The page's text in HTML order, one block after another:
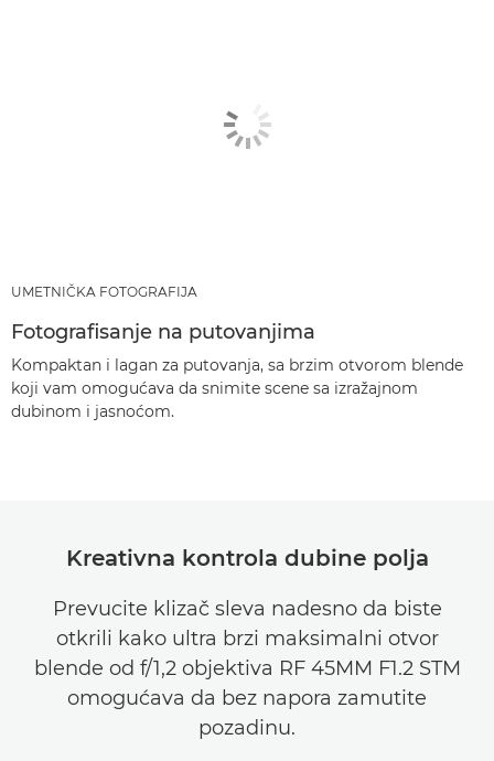
UMETNIČKA FOTOGRAFIJA
Fotografisanje na putovanjima
Kompaktan i lagan za putovanja, sa brzim otvorom blende
koji vam omogućava da snimite scene sa izražajnom
dubinom i jasnoćom.
Kreativna kontrola dubine polja
Prevucite klizač sleva nadesno da biste
otkrili kako ultra brzi maksimalni otvor
blende od f/1,2 objektiva RF 45MM F1.2 STM
omogućava da bez napora zamutite
pozadinu.